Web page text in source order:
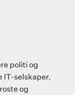
politi og
IT-selskaper.
og